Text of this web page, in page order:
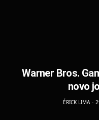
Warner Bros.
novo
ÉRICK LIMA